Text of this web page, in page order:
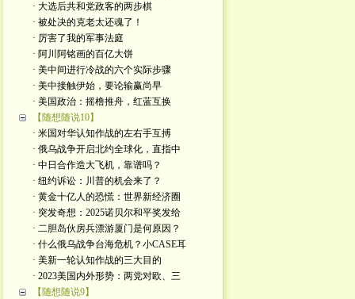
· 大选后共和党政客的两步棋
· 被处决的克老太还魂了！
· 厉害了我的军事法庭
· 阿川阿铭画的百亿大饼
· 美中间进行冷战的六个实际步骤
· 美中接触伊始，要论输赢尚早
· 美国政治：摇橹推舟，红蓝互换
【随想随说10】
· 米国对华认知作战的左右手互搏
· 俄乌战争开启北约全球化，直指中
· 中日合作造大飞机，靠谱吗？
· 纽约诉讼：川普的机会来了？
· 黄金十亿人的恐慌：世界新经济圈
· 突发奇想：2025诺贝尔和平奖发给
· 二胆岛伙房兵漂游厦门是何原因？
· 什么俄乌战争台海危机？小CASE耳
· 美新一轮认知作战的三大目的
· 2023美国内外形势：两党对欧、三
【随想随说9】